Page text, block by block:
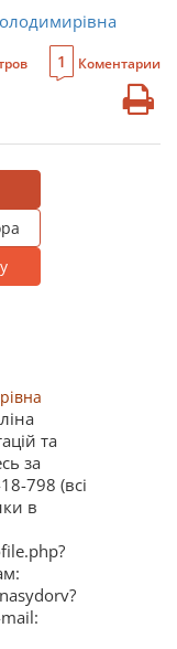
1 Коментарии
та
за
798 (всі
в